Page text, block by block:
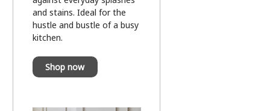
and stains. Ideal for the
hustle and bustle of a busy
kitchen.
Shop now